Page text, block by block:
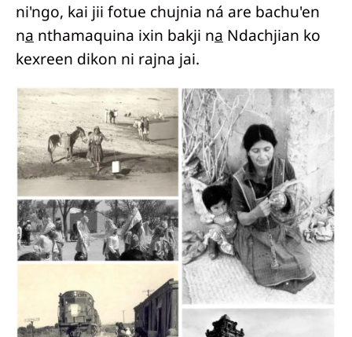
ni'ngo, kai jii fotue chujnia ná are bachu'en
na nthamaquina ixin bakji na Ndachjian ko
kexreen dikon ni rajna jai.